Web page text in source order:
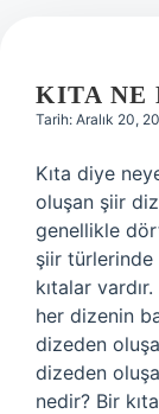
KITA NE
Tarih: Aralık 20,
Kıta diye
oluşan şiir
genellikle
şiir
kıtalar
her dizenin
dizeden
dizeden
nedir? Bir